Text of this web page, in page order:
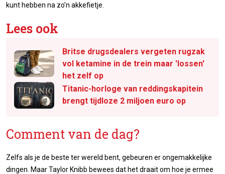
kunt hebben na zo’n akkefietje.
Lees ook
Britse drugsdealers vergeten rugzak
vol ketamine in de trein maar 'lossen'
het zelf op
Titanic-horloge van reddingskapitein
brengt tijdloze 2 miljoen euro op
Comment van de dag?
Zelfs als je de beste ter wereld bent, gebeuren er ongemakkelijke
dingen. Maar Taylor Knibb bewees dat het draait om hoe je ermee